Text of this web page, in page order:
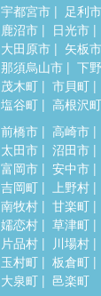
宇都宮市 足利市
鹿沼市
日光市
大田原市
矢板市
那須烏山市
下
茂木町
市貝町
塩谷町
高根沢町
前橋市 高崎市
太田市
沼田市
富岡市
安中市
吉岡町
上野村
南牧村
甘楽町
嬬恋村
草津町
片品村
川場村
玉村町
板倉町
大泉町
邑楽町